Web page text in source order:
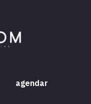
agendar